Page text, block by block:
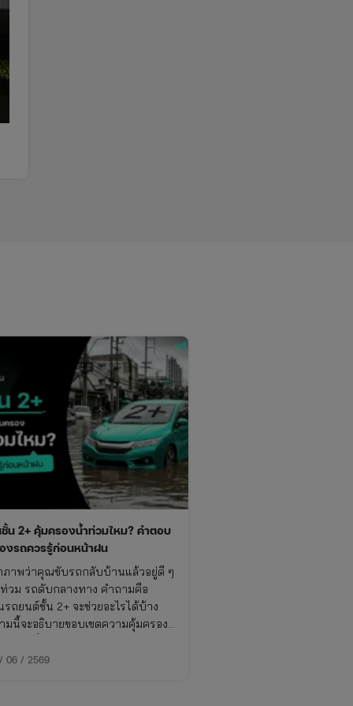
ชั้น 2+ คุ้มครองน้ำท่วมไหม? คำตอบ
องรถควรรู้ก่อนหน้าฝน
ภาพว่าคุณขับรถกลับบ้านแล้วอยู่ดี ๆ
ท่วม รถดับกลางทาง คำถามคือ
รถยนต์ชั้น 2+ จะช่วยอะไรได้บ้าง
มนี้จะอธิบายขอบเขตความคุ้มครอง
วม ประกันจ่ายไหม รวมถึงวิธีเช็ค
06 / 2569